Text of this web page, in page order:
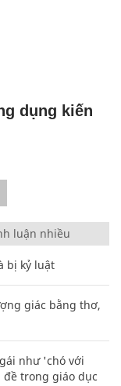
dụng kiến
luận nhiều
bị kỷ luật
giác bằng thơ,
như 'chó với
trong giáo dục